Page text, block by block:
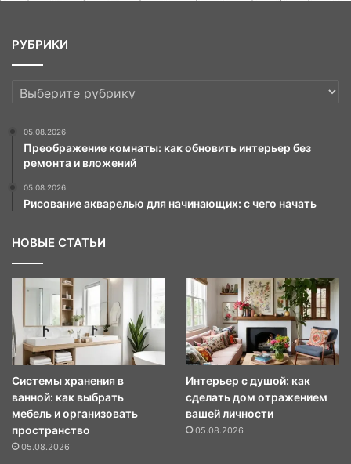
РУБРИКИ
РУБРИКИ
05.08.2026
Преображение комнаты: как обновить интерьер без
ремонта и вложений
05.08.2026
Рисование акварелью для начинающих: с чего начать
НОВЫЕ СТАТЬИ
Системы хранения в
ванной: как выбрать
мебель и организовать
пространство
05.08.2026
Интерьер с душой: как
сделать дом отражением
вашей личности
05.08.2026